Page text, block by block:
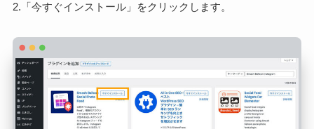
2.「今すぐインストール」をクリックします。